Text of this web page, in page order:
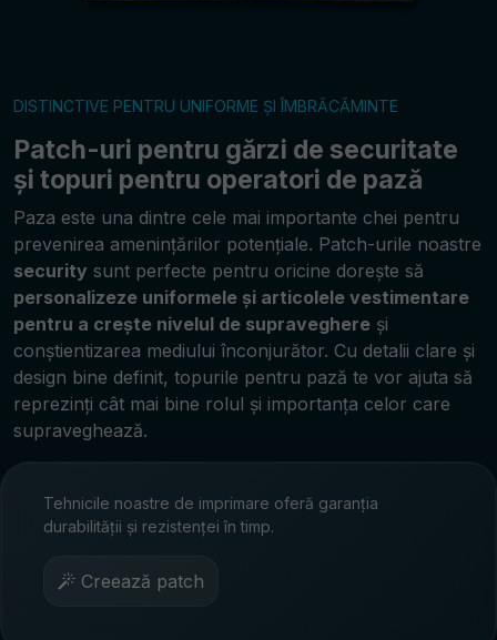
DISTINCTIVE PENTRU UNIFORME ȘI ÎMBRĂCĂMINTE
Patch-uri pentru gărzi de securitate
și topuri pentru operatori de pază
Paza este una dintre cele mai importante chei pentru
prevenirea amenințărilor potențiale. Patch-urile noastre
security sunt perfecte pentru oricine dorește să
personalizeze uniformele și articolele vestimentare
pentru a crește nivelul de supraveghere și
conștientizarea mediului înconjurător. Cu detalii clare și
design bine definit, topurile pentru pază te vor ajuta să
reprezinți cât mai bine rolul și importanța celor care
supraveghează.
Tehnicile noastre de imprimare oferă garanția
durabilității și rezistenței în timp.
Creează patch